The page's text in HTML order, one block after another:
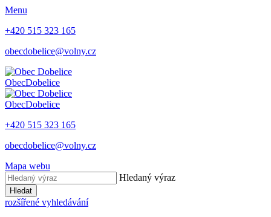
Menu
+420 515 323 165
obecdobelice@volny.cz
ObecDobelice
ObecDobelice
+420 515 323 165
obecdobelice@volny.cz
Mapa webu
Hledaný výraz
Hledat
rozšířené vyhledávání